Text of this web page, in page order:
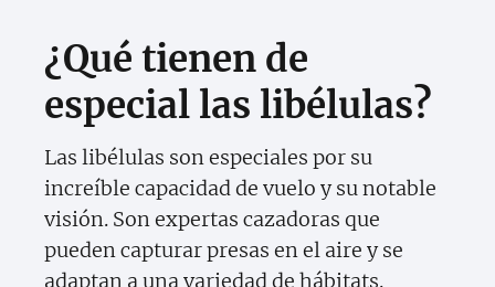
¿Qué tienen de
especial las libélulas?
Las libélulas son especiales por su
increíble capacidad de vuelo y su notable
visión. Son expertas cazadoras que
pueden capturar presas en el aire y se
adaptan a una variedad de hábitats.